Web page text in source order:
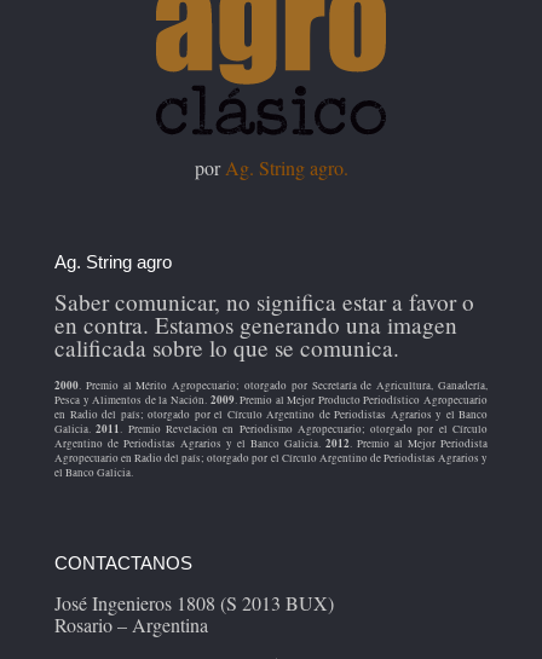
porAg. String agro.
Ag. String agro
Saber comunicar, no significa estar a favor o
en contra. Estamos generando una imagen
calificada sobre lo que se comunica.
2000. Premio al Mérito Agropecuario; otorgado por Secretaría de Agricultura, Ganadería,
Pesca y Alimentos de la Nación. 2009. Premio al Mejor Producto Periodístico Agropecuario
en Radio del país; otorgado por el Círculo Argentino de Periodistas Agrarios y el Banco
Galicia.2011. Premio Revelación en Periodismo Agropecuario; otorgado por el Círculo
Argentino de Periodistas Agrarios y el Banco Galicia. 2012. Premio al Mejor Periodista
Agropecuario en Radio del país; otorgado por el Círculo Argentino de Periodistas Agrarios y
el Banco Galicia.
CONTACTANOS
José Ingenieros 1808 (S 2013 BUX)
Rosario – Argentina